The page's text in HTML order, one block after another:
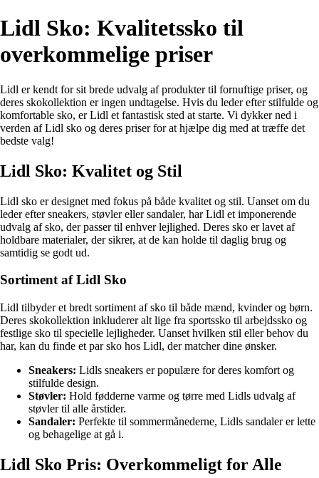
Lidl Sko: Kvalitetssko til
overkommelige priser
Lidl er kendt for sit brede udvalg af produkter til fornuftige priser, og
deres skokollektion er ingen undtagelse. Hvis du leder efter stilfulde og
komfortable sko, er Lidl et fantastisk sted at starte. Vi dykker ned i
verden af Lidl sko og deres priser for at hjælpe dig med at træffe det
bedste valg!
Lidl Sko: Kvalitet og Stil
Lidl sko er designet med fokus på både kvalitet og stil. Uanset om du
leder efter sneakers, støvler eller sandaler, har Lidl et imponerende
udvalg af sko, der passer til enhver lejlighed. Deres sko er lavet af
holdbare materialer, der sikrer, at de kan holde til daglig brug og
samtidig se godt ud.
Sortiment af Lidl Sko
Lidl tilbyder et bredt sortiment af sko til både mænd, kvinder og børn.
Deres skokollektion inkluderer alt lige fra sportssko til arbejdssko og
festlige sko til specielle lejligheder. Uanset hvilken stil eller behov du
har, kan du finde et par sko hos Lidl, der matcher dine ønsker.
Sneakers: Lidls sneakers er populære for deres komfort og
stilfulde design.
Støvler: Hold fødderne varme og tørre med Lidls udvalg af
støvler til alle årstider.
Sandaler: Perfekte til sommermånederne, Lidls sandaler er lette
og behagelige at gå i.
Lidl Sko Pris: Overkommeligt for Alle